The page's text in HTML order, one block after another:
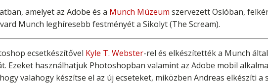
amelyet az Adobe és a Munch Múzeum szervezett Oslóban,
Munch leghíresebb festményét a Sikolyt (The Scream).
ecsetkészítővel Kyle T. Webster-rel és elkészítették a Munch
Ezeket használhatjuk Photoshopban valamint az Adobe mobil
valahogy készítse el az új ecseteket, miközben Andreas elkészíti a